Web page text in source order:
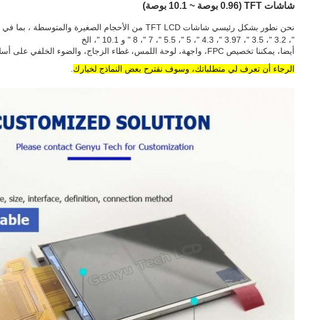
شاشات TFT (0.96 بوصة ~ 10.1 بوصة)
"، 3.2 "، 3.5 "، 3.97 "، 4.3 "، 5 "، 5.5 "، 7 "، 8 " و 10.1 "، الخ
أيضا، يمكننا تخصيص FPC، واجهة، لوحة اللمس، غطاء الزجاج، والضوء الخلفي على أساس مطالبك.
الرجاء أن تعرف لي متطلباتك، وسوف نقترح بعض النماذج لخيارك